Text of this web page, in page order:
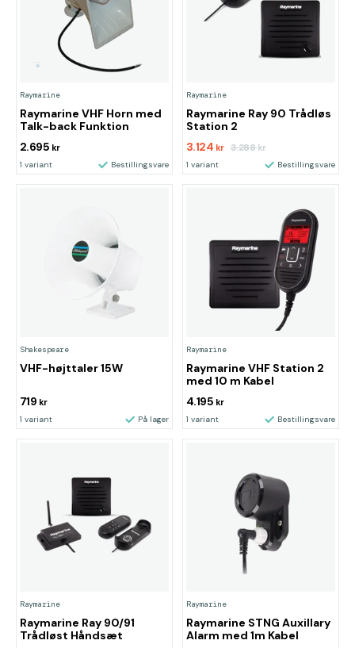
Raymarine
Raymarine VHF Horn med
Talk-back Funktion
2.695 kr
1 variant Bestillingsvare
Raymarine
Raymarine Ray 90 Trådløs
Station 2
3.124 kr 3.288kr
1 variant Bestillingsvare
Shakespeare
VHF-højttaler 15W
719 kr
1 variant På lager
Raymarine
Raymarine VHF Station 2
med 10 m Kabel
4.195 kr
1 variant Bestillingsvare
Raymarine
Raymarine Ray 90/91
Trådløst Håndsæt
Raymarine
Raymarine STNG Auxillary
Alarm med 1m Kabel